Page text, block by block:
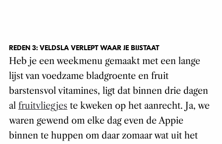
REDEN 3: VELDSLA VERLEPT WAAR JE BIJSTAAT
Heb je een weekmenu gemaakt met een lange
lijst van voedzame bladgroente en fruit
barstensvol vitamines, ligt dat binnen drie dagen
al fruitvliegjes te kweken op het aanrecht. Ja, we
waren gewend om elke dag even de Appie
binnen te huppen om daar zomaar wat uit het